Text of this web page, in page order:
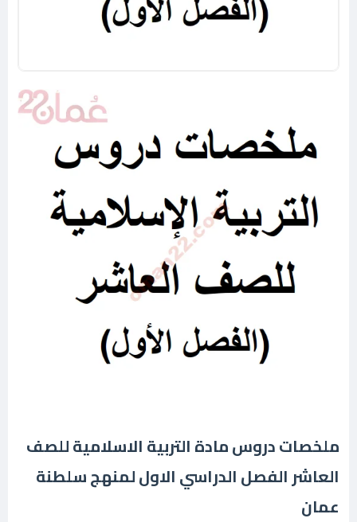
ملخصات دروس مادة التربية الاسلامية للصف
العاشر الفصل الدراسي الاول لمنهج سلطنة
عمان